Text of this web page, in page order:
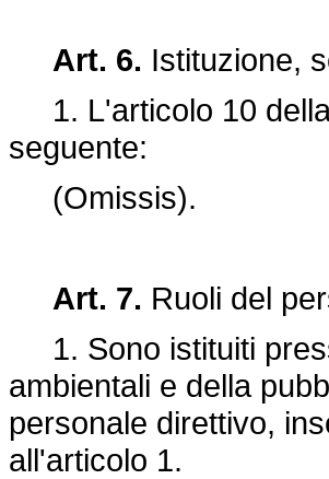
Art. 6. Istituzione,
1. L'articolo 10
seguente:
(Omissis).
Art. 7. Ruoli del
1. Sono istituiti
ambientali e della
personale direttivo,
all'articolo 1.